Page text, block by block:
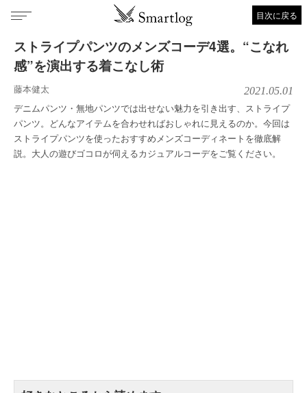
目次に戻る
ストライプパンツのメンズコーデ4選。“こなれ
感”を演出する着こなし術
藤本健太 2021.05.01
デニムパンツ・無地パンツでは出せない魅力を引き出す、ストライプ
パンツ。どんなアイテムを合わせればおしゃれに見えるのか。今回は
ストライプパンツを使ったおすすめメンズコーディネートを徹底解
説。大人の遊びゴコロが伺えるカジュアルコーデをご覧ください。